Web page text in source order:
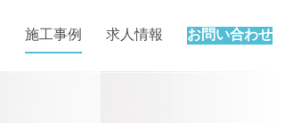
施工事例 求人情報 お問い合わせ